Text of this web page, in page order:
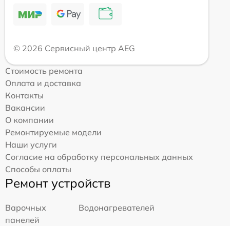
© 2026 Сервисный центр AEG
Стоимость ремонта
Оплата и доставка
Контакты
Вакансии
О компании
Ремонтируемые модели
Наши услуги
Согласие на обработку персональных данных
Способы оплаты
Ремонт устройств
Варочных
панелей
Водонагревателей